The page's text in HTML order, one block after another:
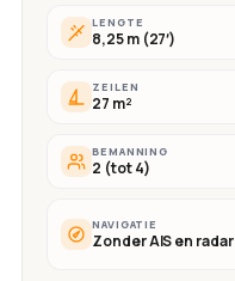
LENGTE
8,25 m (27′)
ZEILEN
27 m²
BEMANNING
2 (tot 4)
NAVIGATIE
Zonder AIS en radar